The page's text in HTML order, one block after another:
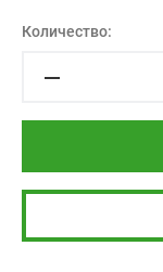
Количество: